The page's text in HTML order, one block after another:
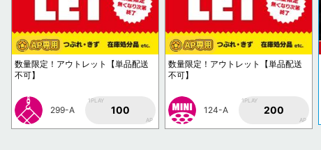
数量限定！アウトレット【単品配送
不可】
299-A
1PLAY
100
AP
数量限定！アウトレット【単品配送
不可】
124-A
1PLAY
200
AP